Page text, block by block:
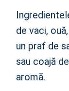
de vaci,
un praf de
sau coajă
aromă.